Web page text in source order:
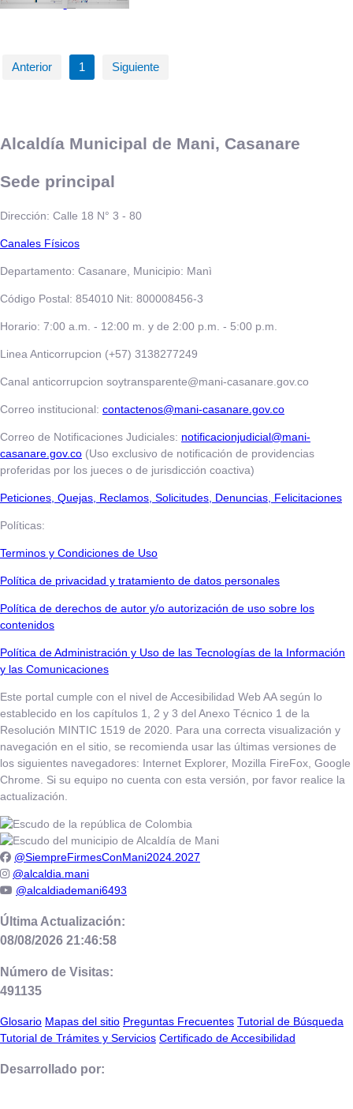
Anterior 1 Siguiente
Alcaldía Municipal de Mani, Casanare
Sede principal
Dirección: Calle 18 N° 3 - 80
​​​​​Canales Físicos
Departamento: Casanare, Municipio: Manì
Código Postal: 854010 Nit: 800008456-3
Horario: 7:00 a.m. - 12:00 m. y de 2:00 p.m. - 5:00 p.m.
Linea Anticorrupcion (+57) 3138277249
Canal anticorrupcion soytransparente@mani-casanare.gov.co
Correo institucional: contactenos@mani-casanare.gov.co
Correo de Notificaciones Judiciales: notificacionjudicial@mani-
casanare.gov.co (Uso exclusivo de notificación de providencias
proferidas por los jueces o de jurisdicción coactiva)
​​​​​Peticiones, Quejas, Reclamos, Solicitudes, Denuncias, Felicitaciones
Políticas:
Terminos y Condiciones de Uso
​​​​​Política de privacidad y tratamiento de datos personales
Política de derechos de autor y/o autorización de uso sobre los
contenidos
Política de Administración y Uso de las Tecnologías de la Información
y las Comunicaciones
Este portal cumple con el nivel de Accesibilidad Web AA según lo
establecido en los capítulos 1, 2 y 3 del Anexo Técnico 1 de la
Resolución MINTIC 1519 de 2020. Para una correcta visualización y
navegación en el sitio, se recomienda usar las últimas versiones de
los siguientes navegadores: Internet Explorer, Mozilla FireFox, Google
Chrome. Si su equipo no cuenta con esta versión, por favor realice la
actualización.
@SiempreFirmesConMani2024.2027
@alcaldia.mani
@alcaldiademani6493
Última Actualización:
08/08/2026 21:46:58
Número de Visitas:
491135
Glosario Mapas del sitio Preguntas Frecuentes Tutorial de Búsqueda
Tutorial de Trámites y Servicios Certificado de Accesibilidad
Desarrollado por: